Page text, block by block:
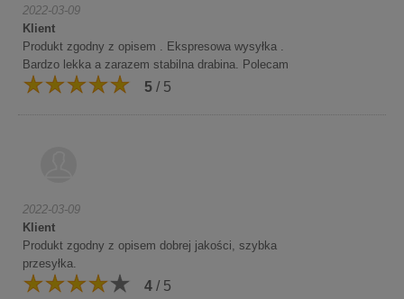
2022-03-09
Klient
Produkt zgodny z opisem . Ekspresowa wysyłka .
Bardzo lekka a zarazem stabilna drabina. Polecam
5 / 5
2022-03-09
Klient
Produkt zgodny z opisem dobrej jakości, szybka
przesyłka.
4 / 5